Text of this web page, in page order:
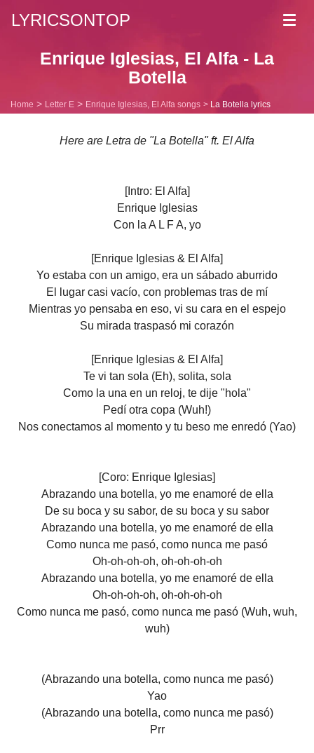
LYRICSONTOP
Enrique Iglesias, El Alfa - La
Botella
Home Letter E Enrique Iglesias, El Alfa songs La Botella lyrics
Here are Letra de "La Botella" ft. El Alfa
[Intro: El Alfa]
Enrique Iglesias
Con la A L F A, yo
[Enrique Iglesias & El Alfa]
Yo estaba con un amigo, era un sábado aburrido
El lugar casi vacío, con problemas tras de mí
Mientras yo pensaba en eso, vi su cara en el espejo
Su mirada traspasó mi corazón
[Enrique Iglesias & El Alfa]
Te vi tan sola (Eh), solita, sola
Como la una en un reloj, te dije "hola"
Pedí otra copa (Wuh!)
Nos conectamos al momento y tu beso me enredó (Yao)
[Coro: Enrique Iglesias]
Abrazando una botella, yo me enamoré de ella
De su boca y su sabor, de su boca y su sabor
Abrazando una botella, yo me enamoré de ella
Como nunca me pasó, como nunca me pasó
Oh-oh-oh-oh, oh-oh-oh-oh
Abrazando una botella, yo me еnamoré de ella
Oh-oh-oh-oh, oh-oh-oh-oh
Como nunca me pasó, como nunca mе pasó (Wuh, wuh,
wuh)
(Abrazando una botella, como nunca me pasó)
Yao
(Abrazando una botella, como nunca me pasó)
Prr